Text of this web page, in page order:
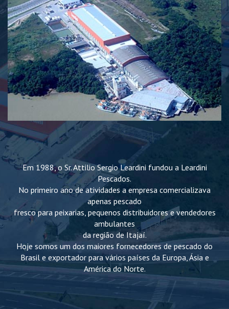
Em 1988, o Sr. Attilio Sergio Leardini fundou a Leardini
Pescados.
No primeiro ano de atividades a empresa comercializava
apenas pescado
fresco para peixarias, pequenos distribuidores e vendedores
ambulantes
da região de Itajaí.
Hoje somos um dos maiores fornecedores de pescado do
Brasil e exportador para vários países da Europa, Ásia e
América do Norte.